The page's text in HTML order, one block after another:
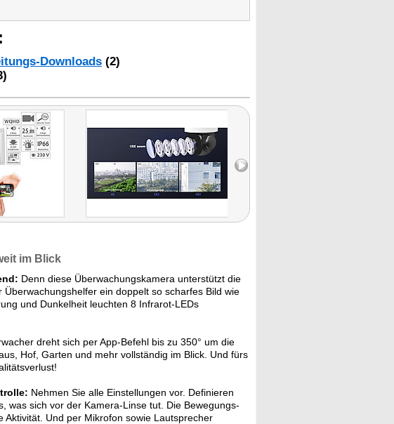
Downloads (2)
im Blick
Denn diese Überwachungskamera unterstützt die
ein doppelt so scharfes Bild wie
und Dunkelheit leuchten 8 Infrarot-LEDs
dreht sich per App-Befehl bis zu 350° um die
Hof, Garten und mehr vollständig im Blick. Und fürs
Nehmen Sie alle Einstellungen vor. Definieren
was sich vor der Kamera-Linse tut. Die Bewegungs-
Und per Mikrofon sowie Lautsprecher